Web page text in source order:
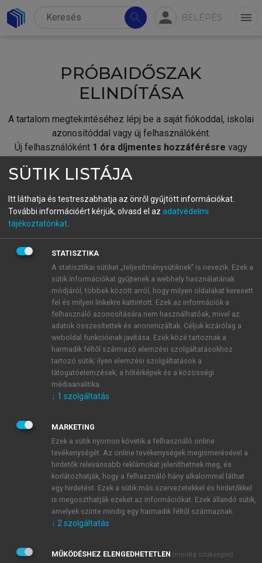
search person BELÉPÉS menu
PRÓBAIDŐSZAK
ELINDÍTÁSA
A tartalom megtekintéséhez lépj be a saját fiókoddal, iskolai
azonosítóddal vagy új felhasználóként.
Új felhasználóként 1 óra díjmentes hozzáférésre vagy
fiókoddal,vagy hozz létre új fiókot.
A regisztráció után apróbaidőszakautomatikusan
BELÉPÉS SAJÁT FIÓKKAL
ÚJ FIÓK LÉTREHOZÁSA
1 óra díjmentes hozzáférés
E-MAIL-CÍM
JELSZÓ
JELSZÓ ÚJRA
Kérek értesítést a MeRSZ újdonságairól, akcióiról.
Kérek értesítést az Akadémiai Kiadó Zrt. újdonságairól,
Adatkezelési tájékoztatóbanfoglaltakat tudomásul
SÜTIK LISTÁJA
Itt láthatja és testreszabhatja az önről gyűjtött információkat.
További információért kérjük, olvasd el az adatvédelmi
tájékoztatónkat
STATISZTIKA
A statisztikai sütiket „teljesítménysütiknek” is nevezik. Ezek a
sütik információkat gyűjtenek a webhely használatának
módjáról, többek között arról, hogy milyen oldalakat keresett
fel és milyen linkekre kattintott. Ezek az információk a
felhasználó azonosítására nem használhatóak, mivel az
adatok összesítettek és anonimizáltak. Céljuk kizárólag a
weboldal funkcióinak javítása. Ezek közé tartoznak a
harmadik féltől származó elemzési szolgáltatásokhoz
tartozó sütik; ilyen elemzési szolgáltatások a
látogatóelemzések, a hőtérképek és a közösségi
médiaanalitika.
↓ 1 szolgáltatás
MARKETING
Ezek a sütik nyomon követik a felhasználó online
tevékenységét. Az online tevékenységek megismerésével a
hirdetők relevánsabb reklámokat jeleníthetnek meg, és
korlátozhatják, hogy a felhasználó hány alkalommal láthat
egy hirdetést. Ezek a sütik más szervezetekkel és hirdetőkkel
is megoszthatják ezeket az információkat. Ezek állandó sütik,
amelyek szinte mindig egy harmadik féltől származnak.
↓ 2 szolgáltatás
MŰKÖDÉSHEZ ELENGEDHETETLEN (mindig szükséges)